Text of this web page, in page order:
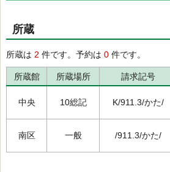
所蔵
所蔵は 2 件です。予約は 0 件です。
所蔵館 所蔵場所 請求記号
中央 10総記 K/911.3/かた/
南区 一般 /911.3/かた/